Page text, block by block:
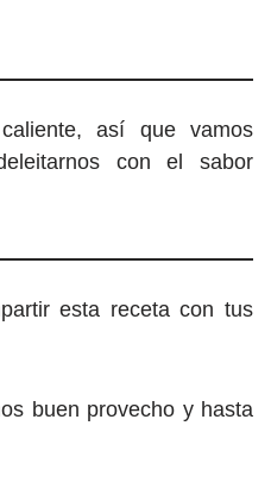
así que vamos
con el sabor
esta receta con tus
buen provecho y hasta